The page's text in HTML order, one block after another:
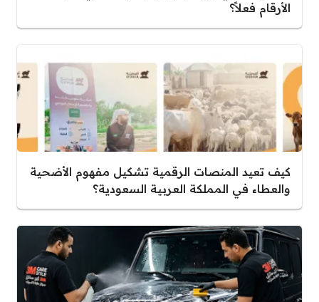
الأرقام فعلاً؟
كيف تعيد المنصات الرقمية تشكيل مفهوم الأضحية
والعطاء في المملكة العربية السعودية؟